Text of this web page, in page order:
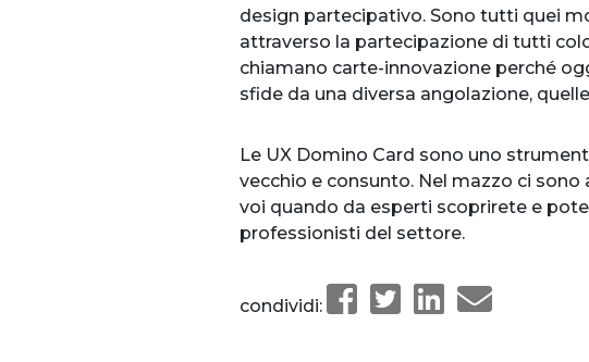
design partecipativo. Sono tutti quei
attraverso la partecipazione di tutti
chiamano carte-innovazione perché
sfide da una diversa angolazione,
Le UX Domino Card sono uno
vecchio e consunto. Nel mazzo ci
voi quando da esperti scoprirete e
professionisti del settore.
condividi: